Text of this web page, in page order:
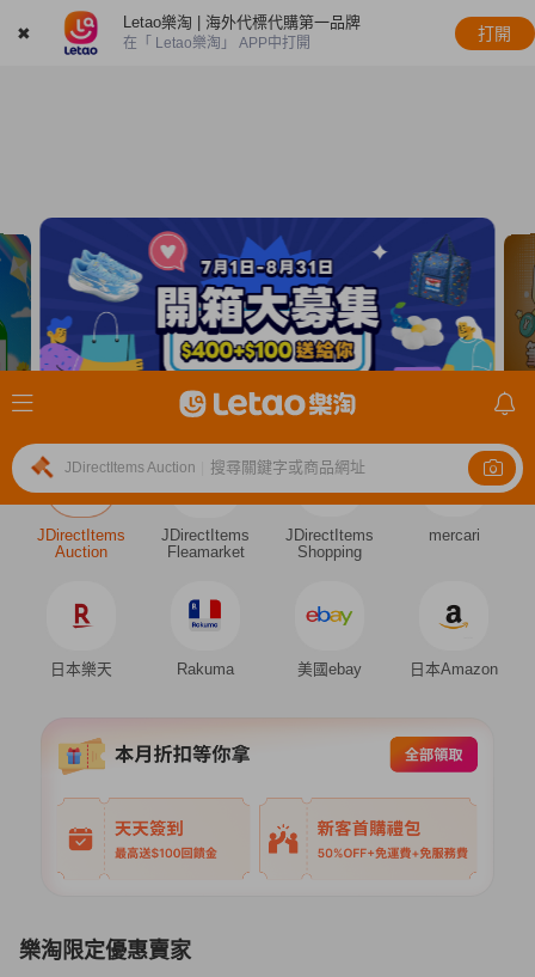
✖
Letao樂淘 | 海外代標代購第一品牌
在「 Letao樂淘」 APP中打開
打開
JDirectItems Auction 搜尋關鍵字或商品網址
JDirectItems
Auction
JDirectItems
Fleamarket
JDirectItems
Shopping
mercari
日本樂天 Rakuma 美國ebay 日本Amazon
樂淘限定優惠賣家